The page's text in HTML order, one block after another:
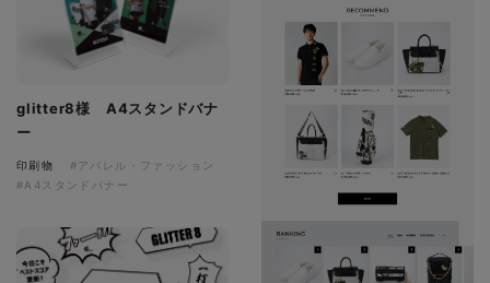
glitter8様 A4スタンドバナ
ー
印刷物
#アパレル・ファッション
#A4スタンドバナー